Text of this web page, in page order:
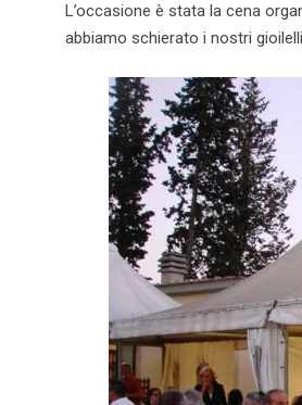
L’occasione è stata la cena
abbiamo schierato i nostri